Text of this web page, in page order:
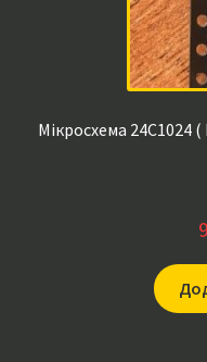
Мікросхема 24C1024 (